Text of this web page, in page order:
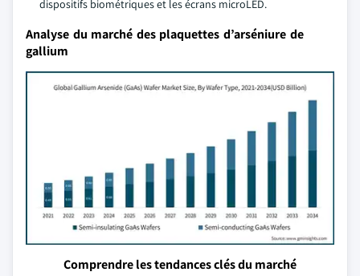
dispositifs biométriques et les écrans microLED.
Analyse du marché des plaquettes d’arséniure de
gallium
Comprendre les tendances clés du marché